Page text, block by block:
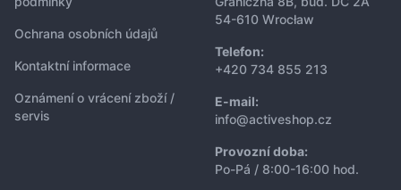
Ochrana osobních údajů
Kontaktní informace
Oznámení o vrácení zboží /
servis
54-610 Wrocław
Telefon:
+420 734 855 213
E-mail:
info@activeshop.cz
Provozní doba:
Po-Pá / 8:00-16:00 hod.